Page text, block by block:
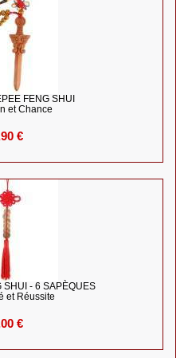
FENG SHUI
et Chance
€
SHUI - 6 SAPÈQUES
et Réussite
€